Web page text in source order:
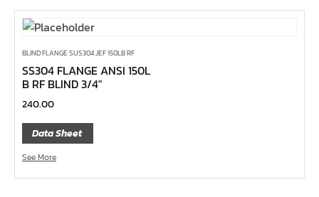
หน้าแปลนเหล็กคอสูง JEF WNRF 150P
หน้าแปลนเหล็กบอด JEF 10K FF ชุบกัลวาไนซ์
หน้าแปลนเหล็กบอด JEF 150P RF ชุบกัลวาไนซ์
หน้าแปลนเชื่อมเหล็กบอด JEF 150P RF
หน้าแปลนเชื่อมเหล็ก JEF PN16 RF
หน้าแปลนเชื่อมเหล็ก JEF 300P RF
ประแจตะขอ
BLIND FLANGE SUS304 JEF 150LB RF
SS304 FLANGE ANSI 150L
B RF BLIND 3/4″
240.00
Data Sheet
See More